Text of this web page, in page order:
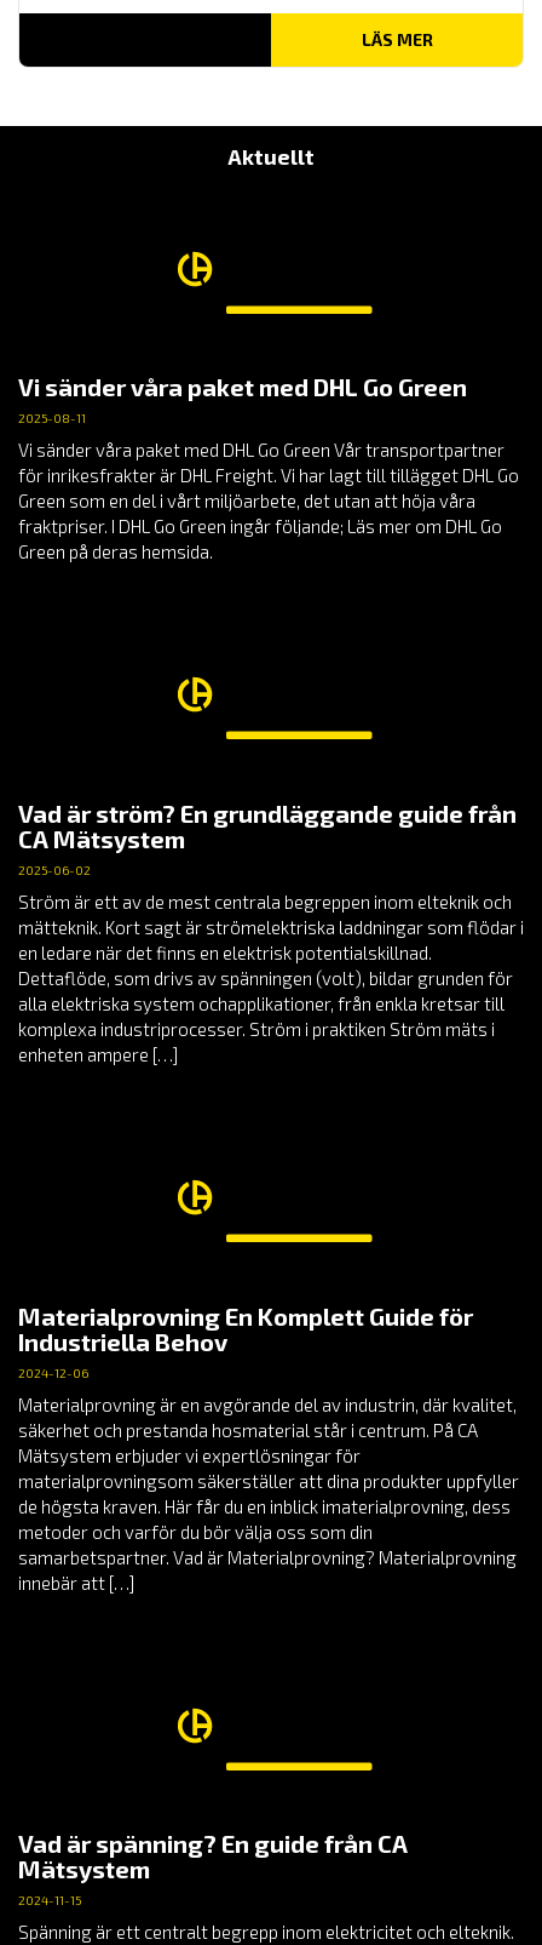
LÄS MER
Aktuellt
Vi sänder våra paket med DHL Go Green
2025-08-11
Vi sänder våra paket med DHL Go Green Vår transportpartner
för inrikesfrakter är DHL Freight. Vi har lagt till tillägget DHL Go
Green som en del i vårt miljöarbete, det utan att höja våra
fraktpriser. I DHL Go Green ingår följande; Läs mer om DHL Go
Green på deras hemsida.
Vad är ström? En grundläggande guide från
CA Mätsystem
2025-06-02
Ström är ett av de mest centrala begreppen inom elteknik och
mätteknik. Kort sagt är strömelektriska laddningar som flödar i
en ledare när det finns en elektrisk potentialskillnad.
Dettaflöde, som drivs av spänningen (volt), bildar grunden för
alla elektriska system ochapplikationer, från enkla kretsar till
komplexa industriprocesser. Ström i praktiken Ström mäts i
enheten ampere […]
Materialprovning En Komplett Guide för
Industriella Behov
2024-12-06
Materialprovning är en avgörande del av industrin, där kvalitet,
säkerhet och prestanda hosmaterial står i centrum. På CA
Mätsystem erbjuder vi expertlösningar för
materialprovningsom säkerställer att dina produkter uppfyller
de högsta kraven. Här får du en inblick imaterialprovning, dess
metoder och varför du bör välja oss som din
samarbetspartner. Vad är Materialprovning? Materialprovning
innebär att […]
Vad är spänning? En guide från CA
Mätsystem
2024-11-15
Spänning är ett centralt begrepp inom elektricitet och elteknik.